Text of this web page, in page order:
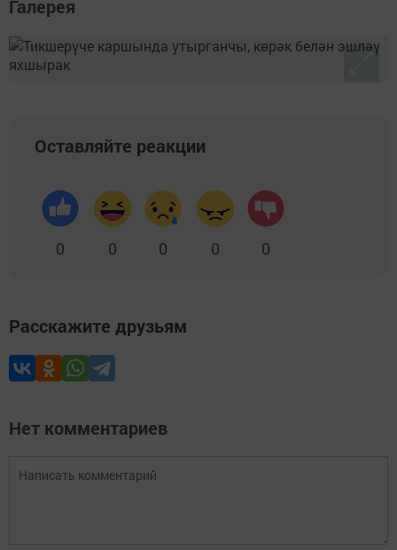
Галерея
Оставляйте реакции
0 0 0 0 0
Расскажите друзьям
Нет комментариев